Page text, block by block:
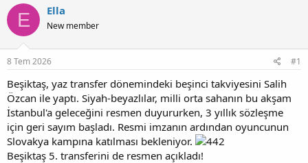
n
b
u
u
b
a
l
a
t
a
n
ş
a
g
ı
t
a
r
i
h
E Ella
New member
8 Tem 2026 #1
Beşiktaş, yaz transfer dönemindeki beşinci takviyesini Salih
Özcan ile yaptı. Siyah-beyazlılar, milli orta sahanın bu akşam
İstanbul'a geleceğini resmen duyururken, 3 yıllık sözleşme
için geri sayım başladı. Resmi imzanın ardından oyuncunun
Slovakya kampına katılması bekleniyor.
Beşiktaş 5. transferini de resmen açıkladı!